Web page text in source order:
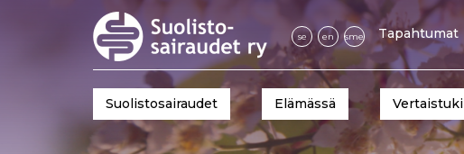
se en sme Tapahtumat
Suolistosairaudet Elämässä Vertaistuki